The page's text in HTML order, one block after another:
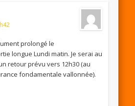
prolongé le
longue Lundi matin. Je serai au
retour prévu vers 12h30 (au
fondamentale vallonnée).